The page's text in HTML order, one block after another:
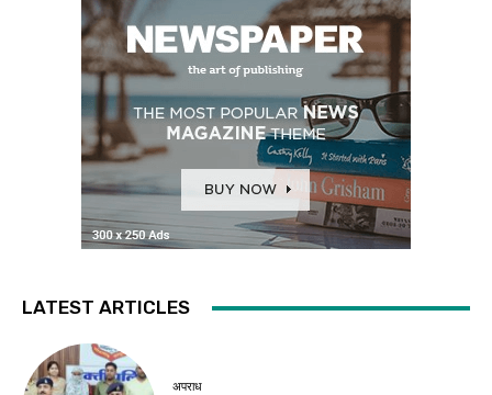
LATEST ARTICLES
अपराध